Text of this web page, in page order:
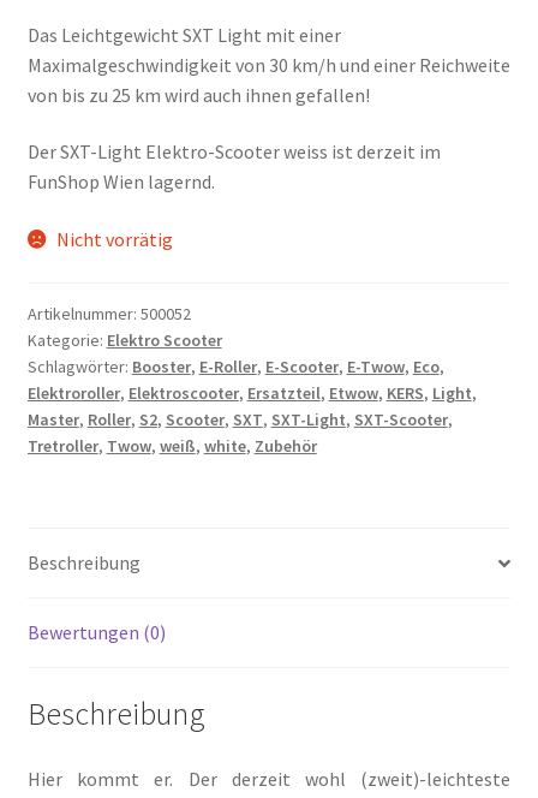
Das Leichtgewicht SXT Light mit einer
Maximalgeschwindigkeit von 30 km/h und einer Reichweite
von bis zu 25 km wird auch ihnen gefallen!
Der SXT-Light Elektro-Scooter weiss ist derzeit im
FunShop Wien lagernd.
Nicht vorrätig
Artikelnummer: 500052
Kategorie: Elektro Scooter
Schlagwörter: Booster, E-Roller, E-Scooter, E-Twow, Eco,
Elektroroller, Elektroscooter, Ersatzteil, Etwow, KERS, Light,
Master, Roller, S2, Scooter, SXT, SXT-Light, SXT-Scooter,
Tretroller, Twow, weiß, white, Zubehör
Beschreibung
Bewertungen (0)
Beschreibung
Hier kommt er. Der derzeit wohl (zweit)-leichteste